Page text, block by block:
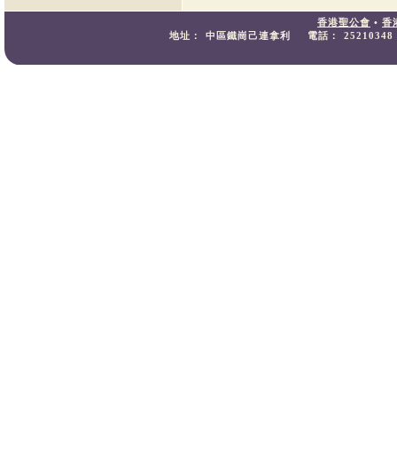
香港聖公會 • 香
地址：
中區鐵崗己連拿利 電話： 25210348